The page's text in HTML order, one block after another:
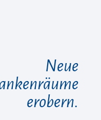
Neue
erobern.